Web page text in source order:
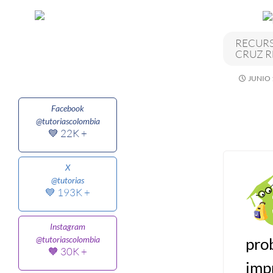
Ξ Operadores de relación Ξ
Variables Ξ Estructura de un
algoritmo Ξ Expresiones aritméticas
Ξ Enunciado lectura/escritura Ξ
Enunciado de decisión (sentencias
condicionales) Ξ Estructuras
repetitivas (ciclo para, ciclo mientras,
ciclo haga-mientras) Ξ Ejercicios.
CRUZ
JUNIO
Facebook
@tutoriascolombia
💙 22K +
X
@tutorias
💙 193K +
Instagram
@tutoriascolombia
🧡 30K +